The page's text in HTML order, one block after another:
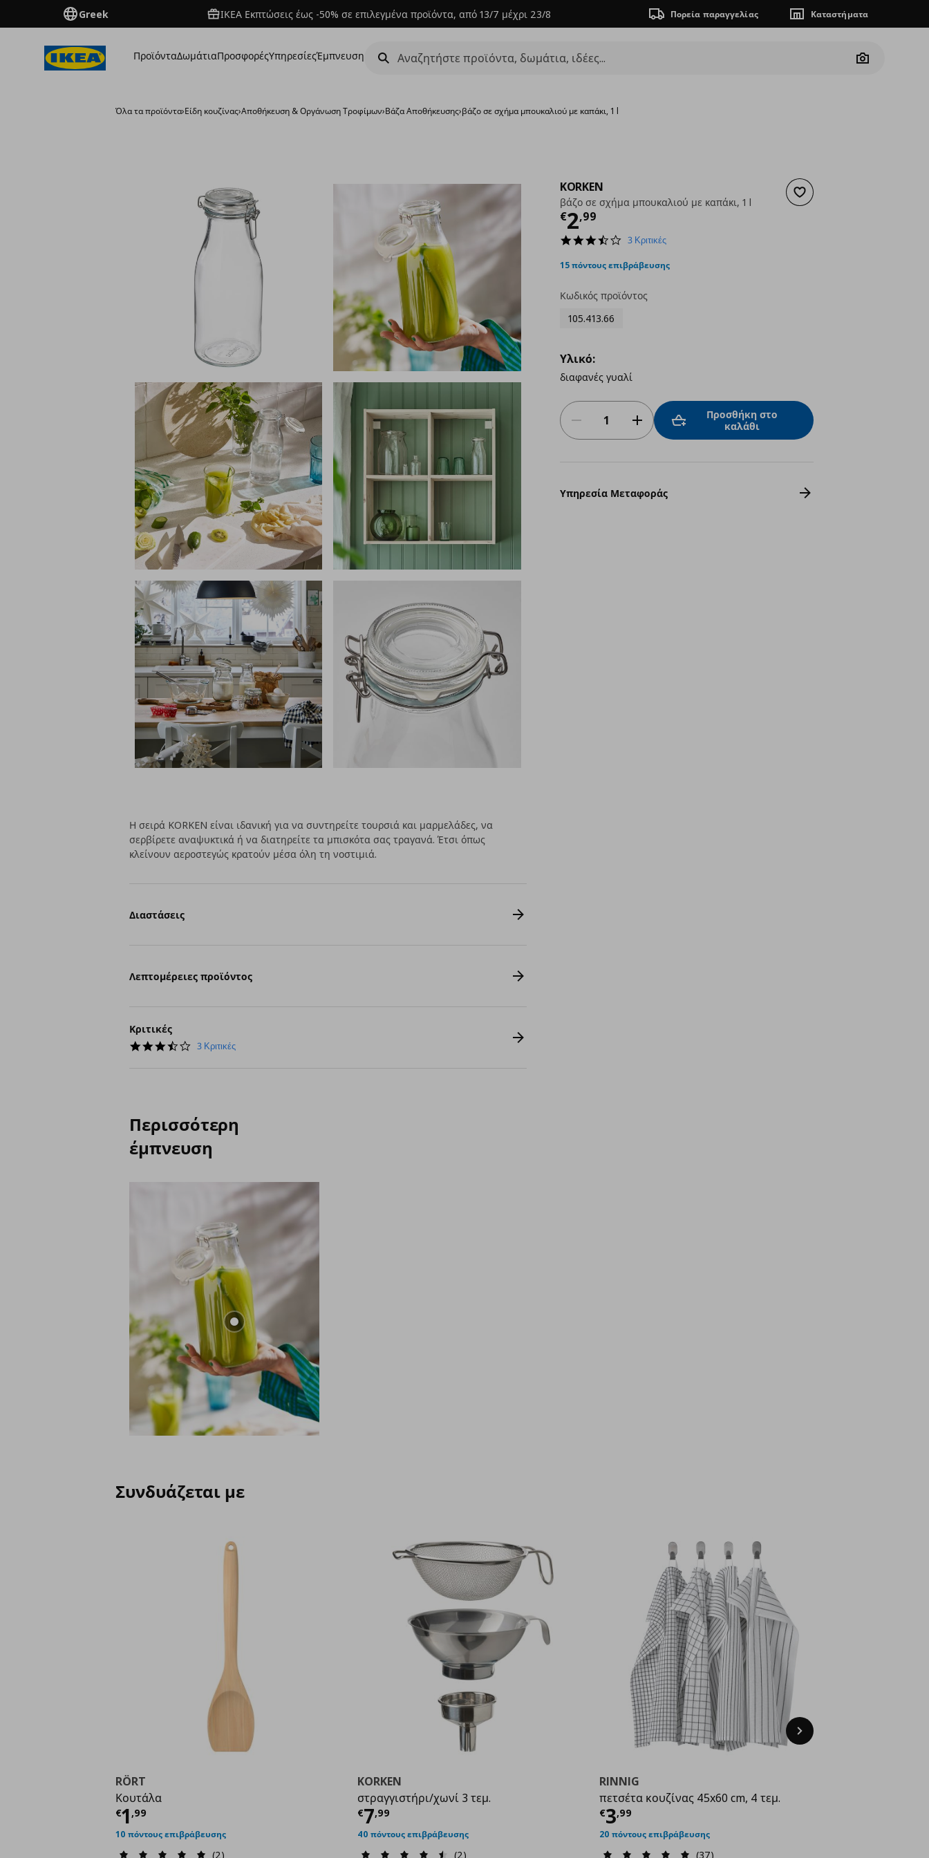
Greek ΙΚΕΑ Εκπτώσεις έως -50% σε επιλεγμένα προϊόντα, από 13/7 μέχρι 23/8 Πορεία παραγγελίας Καταστήματα
ΠροϊόνταΔωμάτιαΠροσφορέςΥπηρεσίεςΈμπνευση
Camera
Όλα τα προϊόντα›Είδη κουζίνας›Αποθήκευση & Οργάνωση Τροφίμων›Βάζα Αποθήκευσης›βάζο σε σχήμα μπουκαλιού με καπάκι, 1 l
Προσθήκη στα αγαπημένα
KORKEN
βάζο σε σχήμα μπουκαλιού με καπάκι, 1 l
€2,99
Τρέχουσα τιμή
3.7
rating
3 Κριτικές
15 πόντους επιβράβευσης
Κωδικός προϊόντος
105.413.66
Υλικό:
διαφανές γυαλί
Προσθήκη στο
καλάθι
Υπηρεσία Μεταφοράς
Η σειρά KORKEN είναι ιδανική για να συντηρείτε τουρσιά και μαρμελάδες, να
σερβίρετε αναψυκτικά ή να διατηρείτε τα μπισκότα σας τραγανά. Έτσι όπως
κλείνουν αεροστεγώς κρατούν μέσα όλη τη νοστιμιά.
Διαστάσεις
Λεπτομέρειες προϊόντος
Κριτικές
3.7
3 Κριτικές
Περισσότερη
έμπνευση
Συνδυάζεται με
RÖRT
Κουτάλα
€1,99
Τρέχουσα τιμή
10 πόντους επιβράβευσης
(2)
KORKEN
στραγγιστήρι/χωνί 3 τεμ.
€7,99
Τρέχουσα τιμή
40 πόντους επιβράβευσης
(2)
RINNIG
πετσέτα κουζίνας 45x60 cm, 4 τεμ.
€3,99
Τρέχουσα τιμή
20 πόντους επιβράβευσης
(37)
Next